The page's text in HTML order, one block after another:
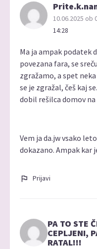
10.06.2025 ob
14:28
Ma ja ampak podatek
povezana fara, se
zgražamo, a spet
se je zgražal, češ kaj
dobil rešilca domov
Vem ja da.jw vsako
dokazano. Ampak kar
Prijavi
PA TO STE
CEPLJENI,
RATAL!!!